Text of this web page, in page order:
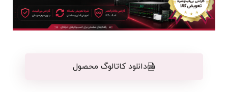
دانلود کاتالوگ محصول